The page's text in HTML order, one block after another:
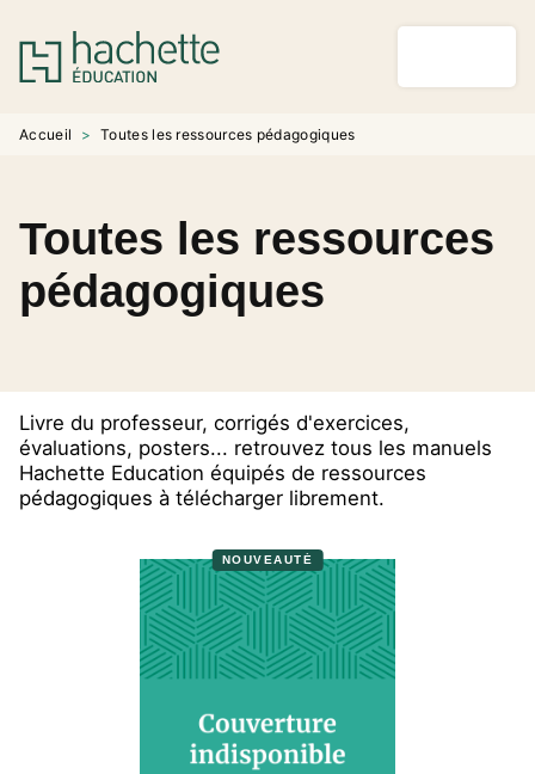
MENU RECHERCHE
PIED DE PAGE
Accueil > Toutes les ressources pédagogiques
Toutes les ressources
pédagogiques
Livre du professeur, corrigés d'exercices,
évaluations, posters... retrouvez tous les manuels
Hachette Education équipés de ressources
pédagogiques à télécharger librement.
NOUVEAUTÉ